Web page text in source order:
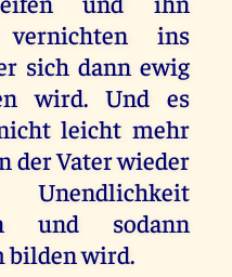
ins
sich dann ewig
wird. Und es
leicht mehr
der Vater wieder
und sodann
bilden wird.